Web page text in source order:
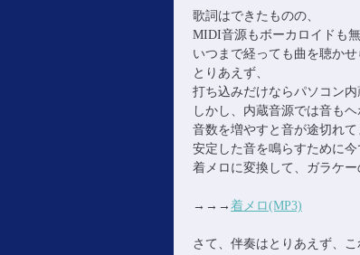
歌詞はできたものの、
MIDI音源もボーカロイドも
いつまで経っても曲を聴か
とりあえず、
打ち込みだけならパソコン
しかし、内蔵音源では音も
音数を増やすと音が途切れ
安定した音を鳴らすために今
着メロに変換して、ガラケー
→→→ 着メロ(MP3)
さて、伴奏はとりあえず、こ